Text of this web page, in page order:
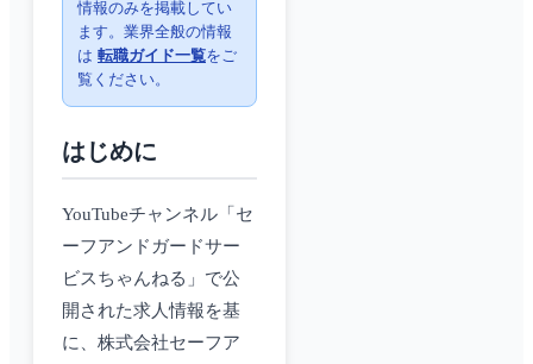
情報のみを掲載してい
ます。業界全般の情報
は 転職ガイド一覧をご
覧ください。
はじめに
YouTubeチャンネル「セ
ーフアンドガードサー
ビスちゃんねる」で公
開された求人情報を基
に、株式会社セーフア